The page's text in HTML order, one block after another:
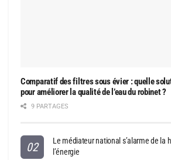
Comparatif des filtres sous évier : quelle
pour améliorer la qualité de l’eau du robinet ?
9 PARTAGES
Le médiateur national s’alarme de la
l’énergie